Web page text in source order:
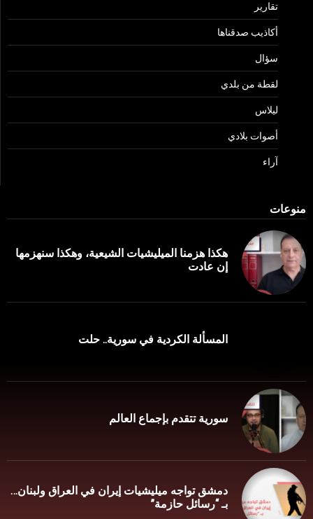
تقارير
أكاذيب صدقناها
سؤال
لقطة من بلدي
ليلاس
أصوات بلادي
آراء
منوعات
هكذا هزمنا الميليشيات الشيعية، وهكذا سنهزمها
إن عادت
المسألة الكردية في سورية.. حلت
سورية تتقدم بإجماع العالم
دمشق تواجه ميليشيات إيران في العراق ولبنان…
بـ “رسائل حازمة”